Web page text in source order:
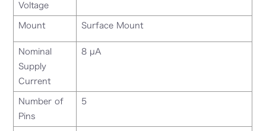
Voltage
Mount Surface Mount
Nominal
Supply
Current
8 µA
Number of
Pins
5